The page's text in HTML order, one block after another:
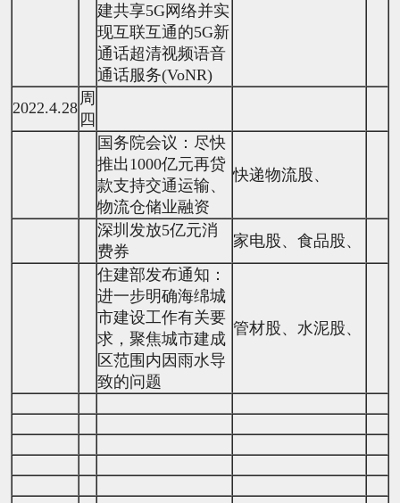
建共享5G网络并实
现互联互通的5G新
通话超清视频语音
通话服务(VoNR)
2022.4.28
周
四
国务院会议：尽快
推出1000亿元再贷
款支持交通运输、
物流仓储业融资
快递物流股、
深圳发放5亿元消
费券
家电股、食品股、
住建部发布通知：
进一步明确海绵城
市建设工作有关要
求，聚焦城市建成
区范围内因雨水导
致的问题
管材股、水泥股、